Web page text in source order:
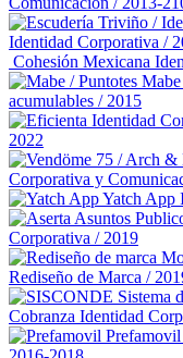
Identidad Corporativa /
Cohesión Mexicana
acumulables / 2015
2022
Corporativa y
Yatch App
Corporativa / 2019
Rediseño de Marca /
Cobranza Identidad
Prefamovil